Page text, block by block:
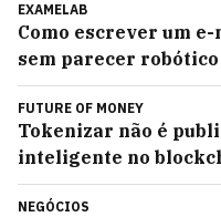
EXAMELAB
Como escrever um
sem parecer robótico
FUTURE OF MONEY
Tokenizar não é
inteligente no
NEGÓCIOS